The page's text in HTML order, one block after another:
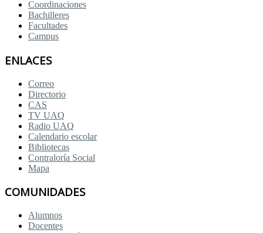
Coordinaciones
Bachilleres
Facultades
Campus
ENLACES
Correo
Directorio
CAS
TV UAQ
Radio UAQ
Calendario escolar
Bibliotecas
Contraloría Social
Mapa
COMUNIDADES
Alumnos
Docentes